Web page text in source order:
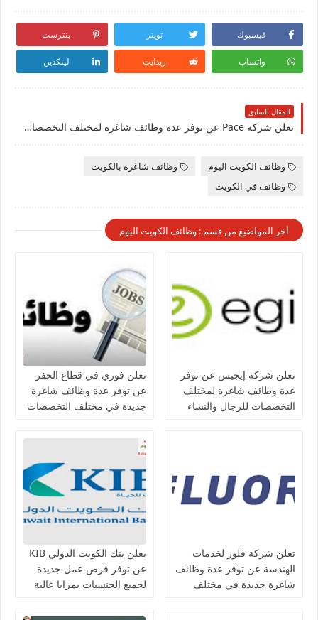
فيسبوك تويتر بنترست
واتساب ريدايت لينكدين
المقال السابق
تعلن شركة Pace عن توفر عدة وظائف شاغرة لمختلف التخصصات للرجال والنساء برواتب عالية في الكويت
وظائف الكويت اليوم
وظائف شاغرة بالكويت
وظائف في الكويت
أخر المواضيع من قسم : وظائف الكويت اليوم
تعلن شركة إيجيس عن توفر
عدة وظائف شاغرة لمختلف
التخصصات للرجال والنساء
تعلن فوري في قطاع الحفر
عن توفر عدة وظائف شاغرة
جديدة في مختلف التخصصات
تعلن شركة فلور لخدمات
الهندسة عن توفر عدة وظائف
شاغرة جديدة في مختلف
يعلن بنك الكويت الدولي KIB
عن توفر فرص عمل جديدة
لجميع الجنسيات بمزايا عالية